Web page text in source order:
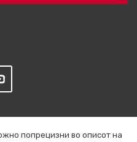
попрецизни во описот на